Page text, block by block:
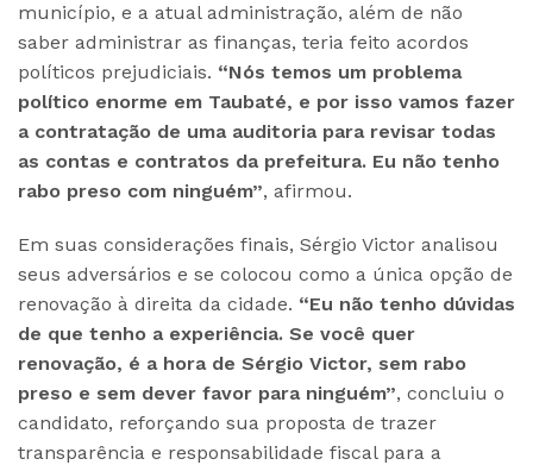
município, e a atual administração, além de não
saber administrar as finanças, teria feito acordos
políticos prejudiciais. “Nós temos um problema
político enorme em Taubaté, e por isso vamos fazer
a contratação de uma auditoria para revisar todas
as contas e contratos da prefeitura. Eu não tenho
rabo preso com ninguém”, afirmou.
Em suas considerações finais, Sérgio Victor analisou
seus adversários e se colocou como a única opção de
renovação à direita da cidade. “Eu não tenho dúvidas
de que tenho a experiência. Se você quer
renovação, é a hora de Sérgio Victor, sem rabo
preso e sem dever favor para ninguém”, concluiu o
candidato, reforçando sua proposta de trazer
transparência e responsabilidade fiscal para a